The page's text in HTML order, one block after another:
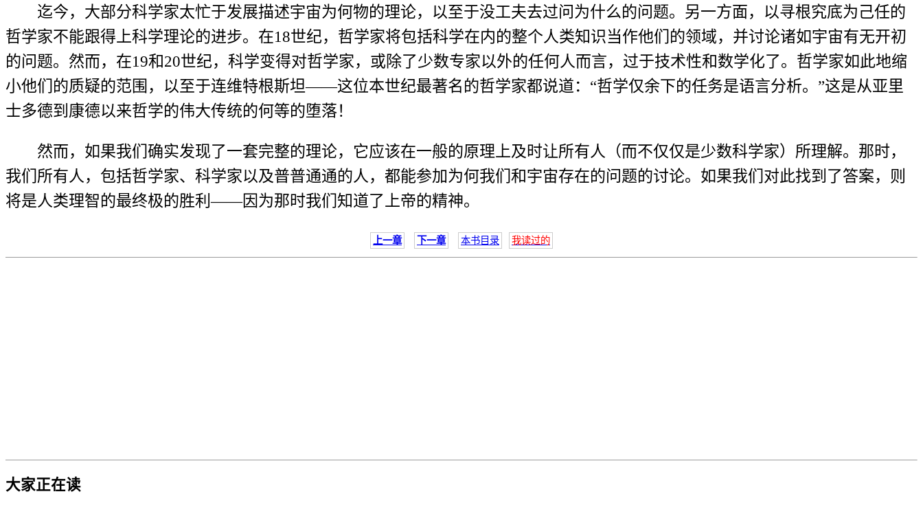
迄今，大部分科学家太忙于发展描述宇宙为何物的理论，以至于没工夫去过问为什么的问题。另一方面，以寻根究底为己任的
哲学家不能跟得上科学理论的进步。在18世纪，哲学家将包括科学在内的整个人类知识当作他们的领域，并讨论诸如宇宙有无开初
的问题。然而，在19和20世纪，科学变得对哲学家，或除了少数专家以外的任何人而言，过于技术性和数学化了。哲学家如此地缩
小他们的质疑的范围，以至于连维特根斯坦——这位本世纪最著名的哲学家都说道：“哲学仅余下的任务是语言分析。”这是从亚里
士多德到康德以来哲学的伟大传统的何等的堕落！
然而，如果我们确实发现了一套完整的理论，它应该在一般的原理上及时让所有人（而不仅仅是少数科学家）所理解。那时，
我们所有人，包括哲学家、科学家以及普普通通的人，都能参加为何我们和宇宙存在的问题的讨论。如果我们对此找到了答案，则
将是人类理智的最终极的胜利——因为那时我们知道了上帝的精神。
上一章 下一章 本书目录 我读过的
大家正在读